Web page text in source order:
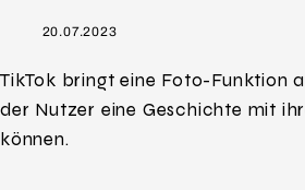
20.07.2023
TikTok bringt eine Foto-Funktion
der Nutzer eine Geschichte mit
können.